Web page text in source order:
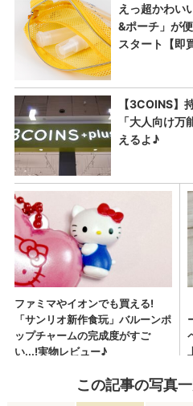
この記事の写真